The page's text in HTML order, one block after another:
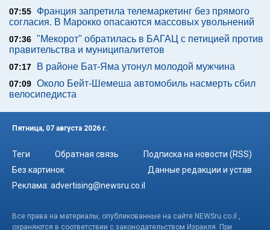
07:55
Франция запретила телемаркетинг без прямого
согласия. В Марокко опасаются массовых увольнений
07:36 "Мекорот" обратилась в БАГАЦ с петицией против
правительства и муниципалитетов
07:17 В районе Бат-Яма утонул молодой мужчина
07:09 Около Бейт-Шемеша автомобиль насмерть сбил
велосипедиста
Пятница, 07 августа 2026 г.
Теги Обратная связь
Подписка на новости (RSS)
Без картинок
Данные редакции и устав
Реклама: advertising@newsru.co.il
Все права на материалы, опубликованные на сайте NEWSru.co.il ,
охраняются в соответствии с законодательством Израиля. При